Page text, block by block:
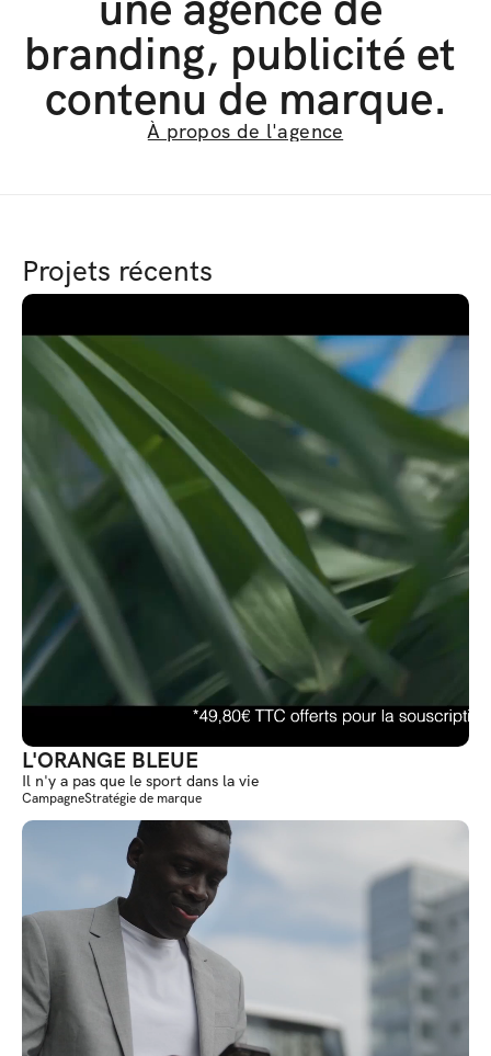
branding, publicité et
contenu de marque.
À propos de l'agence
Projets récents
L'ORANGE BLEUE
Il n'y a pas que le sport dans la vie
CampagneStratégie de marque